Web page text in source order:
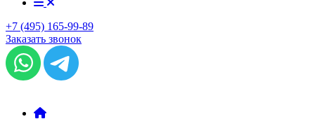
+7 (495) 165-99-89
Заказать звонок